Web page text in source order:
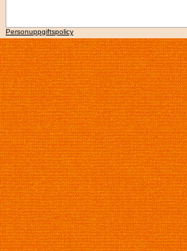
Personuppgiftspolicy